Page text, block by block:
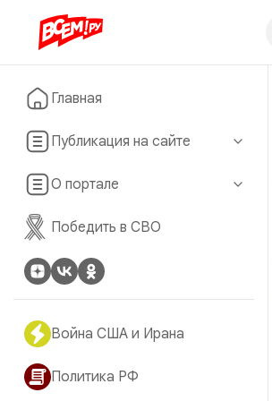
Главная
Публикация на сайте
О портале
Победить в СВО
Война США и Ирана
Политика РФ